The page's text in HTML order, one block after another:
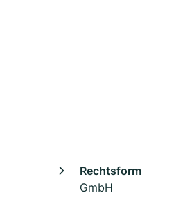
Rechtsform
GmbH